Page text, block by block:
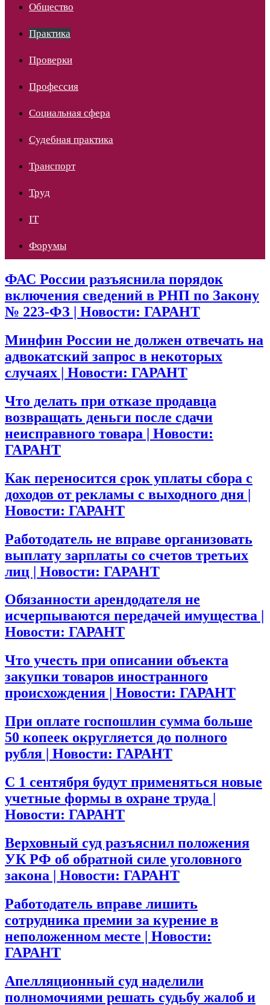
Общество
Практика
Проверки
Профессия
Социальная сфера
Судебная практика
Транспорт
Труд
IT
Форумы
ФАС России разъяснила порядок
включения сведений в РНП по Закону
№ 223-ФЗ | Новости: ГАРАНТ
Минфин России не должен отвечать на
адвокатский запрос в некоторых
случаях | Новости: ГАРАНТ
Что делать при отказе продавца
возвращать деньги после сдачи
неисправного товара | Новости:
ГАРАНТ
Как переносится срок уплаты сбора с
доходов от рекламы с выходного дня |
Новости: ГАРАНТ
Работодатель не вправе организовать
выплату зарплаты со счетов третьих
лиц | Новости: ГАРАНТ
Обязанности арендодателя не
исчерпываются передачей имущества |
Новости: ГАРАНТ
Что учесть при описании объекта
закупки товаров иностранного
происхождения | Новости: ГАРАНТ
При оплате госпошлин сумма больше
50 копеек округляется до полного
рубля | Новости: ГАРАНТ
С 1 сентября будут применяться новые
учетные формы в охране труда |
Новости: ГАРАНТ
Верховный суд разъяснил положения
УК РФ об обратной силе уголовного
закона | Новости: ГАРАНТ
Работодатель вправе лишить
сотрудника премии за курение в
неположенном месте | Новости:
ГАРАНТ
Апелляционный суд наделили
полномочиями решать судьбу жалоб и